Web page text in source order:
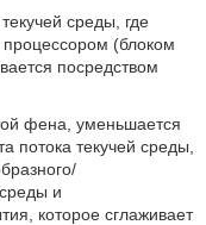
среды, где
процессором (блоком
посредством
фена, уменьшается
потока текучей среды,
среды и
которое сглаживает